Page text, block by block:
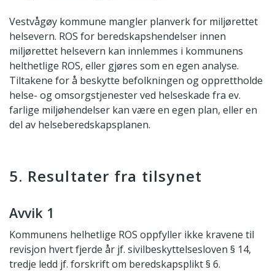
Vestvågøy kommune mangler planverk for miljørettet
helsevern. ROS for beredskapshendelser innen
miljørettet helsevern kan innlemmes i kommunens
helthetlige ROS, eller gjøres som en egen analyse.
Tiltakene for å beskytte befolkningen og opprettholde
helse- og omsorgstjenester ved helseskade fra ev.
farlige miljøhendelser kan være en egen plan, eller en
del av helseberedskapsplanen.
5. Resultater fra tilsynet
Avvik 1
Kommunens helhetlige ROS oppfyller ikke kravene til
revisjon hvert fjerde år jf. sivilbeskyttelsesloven § 14,
tredje ledd jf. forskrift om beredskapsplikt § 6.